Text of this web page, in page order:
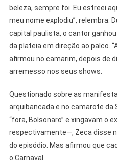
beleza, sempre foi. Eu estreei
meu nome explodiu”, relembra.
capital paulista, o cantor
da plateia em direção ao palco.
afirmou no camarim, depois de
arremesso nos seus shows.
Questionado sobre as
arquibancada e no camarote da
“fora, Bolsonaro” e xingavam o
respectivamente—, Zeca disse
do episódio. Mas afirmou que
o Carnaval.